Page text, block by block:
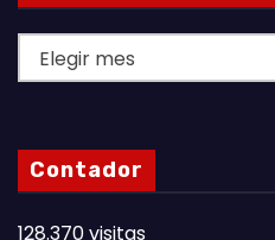
A
N
OContador
128.370 visitas